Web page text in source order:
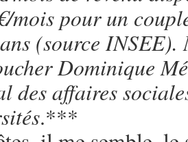
mois pour un
(source
Dominique
des affaires
.***